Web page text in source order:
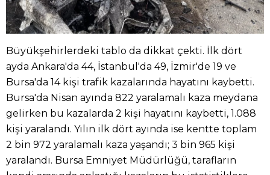
Büyükşehirlerdeki tablo da dikkat çekti. İlk dört
ayda Ankara'da 44, İstanbul'da 49, İzmir'de 19 ve
Bursa'da 14 kişi trafik kazalarında hayatını kaybetti.
Bursa'da Nisan ayında 822 yaralamalı kaza meydana
gelirken bu kazalarda 2 kişi hayatını kaybetti, 1.088
kişi yaralandı. Yılın ilk dört ayında ise kentte toplam
2 bin 972 yaralamalı kaza yaşandı; 3 bin 965 kişi
yaralandı. Bursa Emniyet Müdürlüğü, tarafların